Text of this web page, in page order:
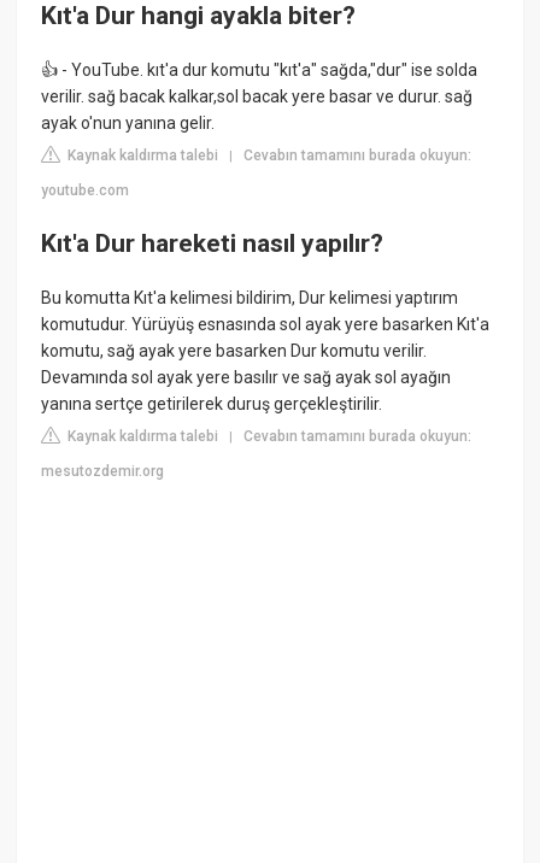
Kıt'a Dur hangi ayakla biter?
👍 - YouTube. kıt'a dur komutu "kıt'a" sağda,"dur" ise solda
verilir. sağ bacak kalkar,sol bacak yere basar ve durur. sağ
ayak o'nun yanına gelir.
Kaynak kaldırma talebi |Cevabın tamamını burada okuyun:
youtube.com
Kıt'a Dur hareketi nasıl yapılır?
Bu komutta Kıt'a kelimesi bildirim, Dur kelimesi yaptırım
komutudur. Yürüyüş esnasında sol ayak yere basarken Kıt'a
komutu, sağ ayak yere basarken Dur komutu verilir.
Devamında sol ayak yere basılır ve sağ ayak sol ayağın
yanına sertçe getirilerek duruş gerçekleştirilir.
Kaynak kaldırma talebi |Cevabın tamamını burada okuyun:
mesutozdemir.org